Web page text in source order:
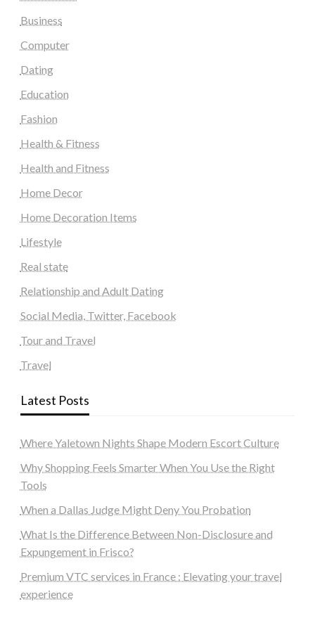
Business
Computer
Dating
Education
Fashion
Health & Fitness
Health and Fitness
Home Decor
Home Decoration Items
Lifestyle
Real state
Relationship and Adult Dating
Social Media, Twitter, Facebook
Tour and Travel
Travel
Latest Posts
Where Yaletown Nights Shape Modern Escort Culture
Why Shopping Feels Smarter When You Use the Right
Tools
When a Dallas Judge Might Deny You Probation
What Is the Difference Between Non-Disclosure and
Expungement in Frisco?
Premium VTC services in France : Elevating your travel
experience